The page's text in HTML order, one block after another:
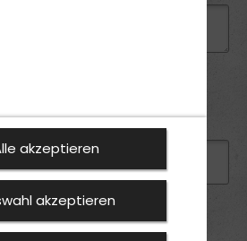
*:
akzeptieren
akzeptieren